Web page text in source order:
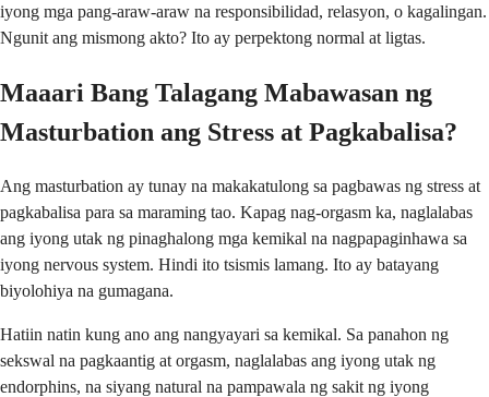
iyong mga pang-araw-araw na responsibilidad, relasyon, o kagalingan.
Ngunit ang mismong akto? Ito ay perpektong normal at ligtas.
Maaari Bang Talagang Mabawasan ng
Masturbation ang Stress at Pagkabalisa?
Ang masturbation ay tunay na makakatulong sa pagbawas ng stress at
pagkabalisa para sa maraming tao. Kapag nag-orgasm ka, naglalabas
ang iyong utak ng pinaghalong mga kemikal na nagpapaginhawa sa
iyong nervous system. Hindi ito tsismis lamang. Ito ay batayang
biyolohiya na gumagana.
Hatiin natin kung ano ang nangyayari sa kemikal. Sa panahon ng
sekswal na pagkaantig at orgasm, naglalabas ang iyong utak ng
endorphins, na siyang natural na pampawala ng sakit ng iyong